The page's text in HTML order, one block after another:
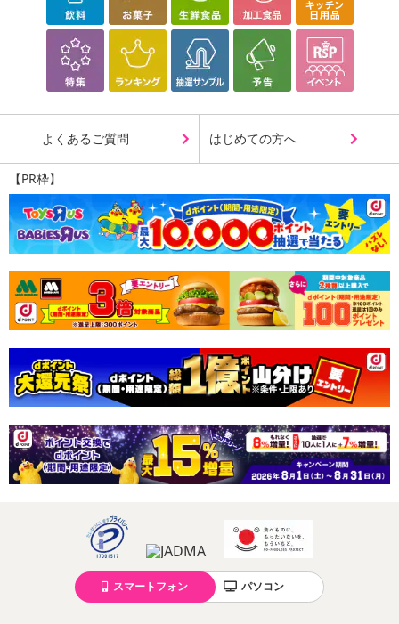
よくあるご質問 はじめての方へ
【PR枠】
スマートフォン パソコン